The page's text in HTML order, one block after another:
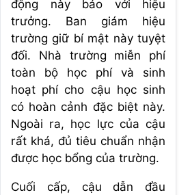
động này báo với hiệu
trưởng. Ban giám hiệu
trường giữ bí mật này tuyệt
đối. Nhà trường miễn phí
toàn bộ học phí và sinh
hoạt phí cho cậu học sinh
có hoàn cảnh đặc biệt này.
Ngoài ra, học lực của cậu
rất khá, đủ tiêu chuẩn nhận
được học bổng của trường.
Cuối cấp, cậu dẫn đầu